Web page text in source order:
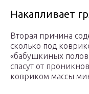
Накапливает
Вторая причина
сколько под
«бабушкиных
спасут от
ковриком массы